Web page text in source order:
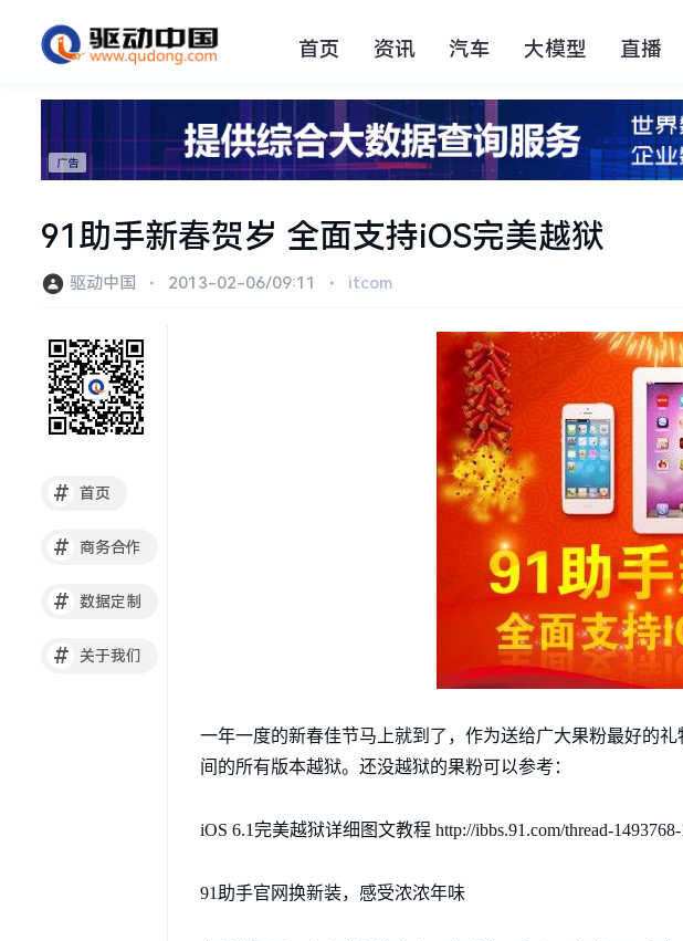
首页 资讯 汽车 大模型 直播
91助手新春贺岁 全面支持iOS完美越狱
驱动中国 ⋅ 2013-02-06/09:11 ⋅ itcom
# 首页
# 商务合作
# 数据定制
# 关于我们
一年一度的新春佳节马上就到了，作为送给广大果粉最好的
间的所有版本越狱。还没越狱的果粉可以参考：
iOS 6.1完美越狱详细图文教程 http://ibbs.91.com/thread-
91助手官网换新装，感受浓浓年味